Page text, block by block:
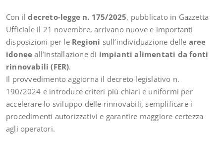
Con ildecreto-legge n. 175/2025, pubblicato in Gazzetta
Ufficiale il 21 novembre, arrivano nuove e importanti
disposizioni per le Regioni sull’individuazione delle aree
idonee all’installazione di impianti alimentati da fonti
rinnovabili (FER).
Il provvedimento aggiorna il decreto legislativo n.
190/2024 e introduce criteri più chiari e uniformi per
accelerare lo sviluppo delle rinnovabili, semplificare i
procedimenti autorizzativi e garantire maggiore certezza
agli operatori.